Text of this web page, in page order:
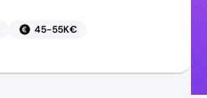
45-55K€